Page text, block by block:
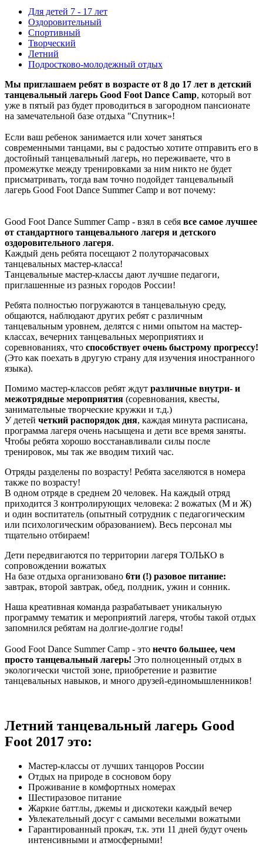
Для детей 7 - 17 лет
Оздоровительный
Спортивный
Творческий
Летний
Подростково-молодежный отдых
Мы приглашаем ребят в возрасте от 8 до 17 лет в детский
танцевальный лагерь Good Foot Dance Camp, который вот
уже в пятый раз будет проводиться в загородном пансионате
на замечательной базе отдыха "Спутник»!
Если ваш ребенок занимается или хочет заняться
современными танцами, вы с радостью хотите отправить его в
достойный танцевальный лагерь, но переживаете, что в
промежутке между тренировками за ним никто не будет
присматривать, тогда вам точно подойдет танцевальный
лагерь Good Foot Dance Summer Camp и вот почему:
Good Foot Dance Summer Camp - взял в себя все самое лучшее
от стандартного танцевального лагеря и детского
оздоровительного лагеря.
Каждый день ребята посещают 2 полуторачасовых
танцевальных мастер-класса!
Танцевальные мастер-классы дают лучшие педагоги,
приглашенные из разных городов России!
Ребята полностью погружаются в танцевальную среду,
общаются, наблюдают других ребят с различным
танцевальным уровнем, делятся с ними опытом на мастер-
классах, вечерних танцевальных мероприятиях и
соревнованиях, что способствует очень быстрому прогрессу!
(Это как поехать в другую страну для изучения иностранного
языка).
Помимо мастер-классов ребят ждут различные внутри- и
межотрядные мероприятия (соревнования, квесты,
занимательные творческие кружки и т.д.)
У детей четкий распорядок дня, каждая минута расписана,
программа лагеря очень насыщена и дети все время заняты.
Чтобы ребята хорошо восстанавливали силы после
тренировок, мы так же вводим тихий час.
Отряды разделены по возрасту! Ребята заселяются в номера
также по возрасту!
В одном отряде в среднем 20 человек. На каждый отряд
приходится 3 контролирующих человека: 2 вожатых (М и Ж)
и один воспитатель (опытный сотрудник с педагогическим
или психологическим образованием). Весь персонал мы
тщательно отбираем!
Дети передвигаются по территории лагеря ТОЛЬКО в
сопровождении вожатых
На базе отдыха организовано 6ти (!) разовое питание:
завтрак, второй завтрак, обед, полдник, ужин и сонник.
Наша креативная команда разрабатывает уникальную
программу тематик и мероприятий лагеря, чтобы такой отдых
запомнился ребятам на долгие-долгие годы!
Good Foot Dance Summer Camp - это нечто большее, чем
просто танцевальный лагерь! Это полноценный отдых в
экологически чистой зоне, приобретение и развитие
танцевальных навыков, и много друзей-единомышленников!
Летний танцевальный лагерь Good
Foot 2017 это:
Мастер-классы от лучших танцоров России
Отдых на природе в сосновом бору
Проживание в комфортных номерах
Шестиразовое питание
Жаркие баттлы, джемы и дискотеки каждый вечер
Увлекательный досуг с самыми веселыми вожатыми
Гарантированный прокач, т.к. эти 11 дней будут очень
интенсивными и атмосферными!